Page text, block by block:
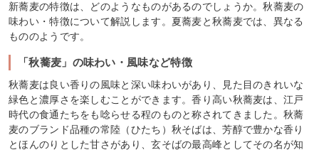
新蕎麦の特徴は、どのようなものがあるのでしょうか。秋蕎麦の
味わい・特徴について解説します。夏蕎麦と秋蕎麦では、異なる
もののようです。
「秋蕎麦」の味わい・風味など特徴
秋蕎麦は良い香りの風味と深い味わいがあり、見た目のきれいな
緑色と濃厚さを楽しむことができます。香り高い秋蕎麦は、江戸
時代の食通たちをも唸らせる程のものと称されてきました。秋蕎
麦のブランド品種の常陸（ひたち）秋そばは、芳醇で豊かな香り
とほんのりとした甘さがあり、玄そばの最高峰としてその名が知